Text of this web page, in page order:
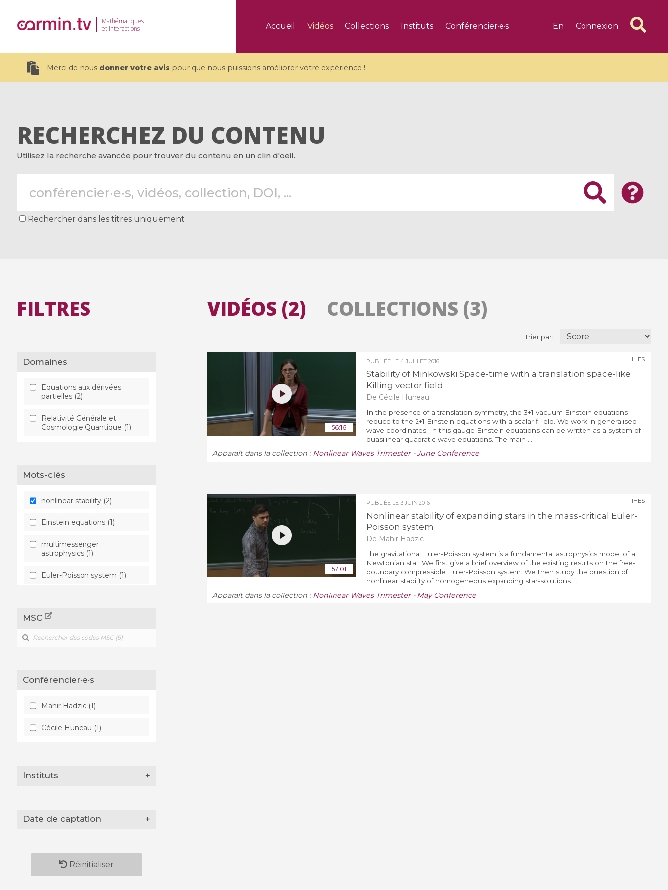
Mathématiques
et Interactions
Accueil Vidéos Collections Instituts Conférencier·e·s En Connexion
Merci de nous donner votre avis pour que nous puissions améliorer votre expérience !
19 videos
CEMRACS 2026 : Modeling and AI
Recherche Avancée en Calcul
5 videos
Coulomb branches and affine
affines
Introduction to Dissipative
Dynamical Systems in Infinite
RECHERCHEZ DU CONTENU
Utilisez la recherche avancée pour trouver du contenu en un clin d'oeil.
Rechercher dans les titres uniquement
FILTRES
Domaines
Equations aux dérivées
partielles (2)
Relativité Générale et
Cosmologie Quantique (1)
Mots-clés
nonlinear stability (2)
Einstein equations (1)
multimessenger
astrophysics (1)
Euler-Poisson system (1)
Wave coordinates (1)
2 dimensional wave
MSC
Conférencier·e·s
Mahir Hadzic (1)
Cécile Huneau (1)
Instituts +
Date de captation +
Réinitialiser
Trier par:
VIDÉOS (2)
56:16
PUBLIÉE LE 4 JUILLET 2016
Stability of Minkowski Space-time with a translation space-like
Killing vector field
De Cécile Huneau
IHES
In the presence of a translation symmetry, the 3+1 vacuum Einstein equations
reduce to the 2+1 Einstein equations with a scalar fi_eld. We work in generalised
wave coordinates. In this gauge Einstein equations can be written as a system of
quasilinear quadratic wave equations. The main ...
Apparaît dans la collection : Nonlinear Waves Trimester - June Conference
57:01
PUBLIÉE LE 3 JUIN 2016
Nonlinear stability of expanding stars in the mass-critical Euler-
Poisson system
De Mahir Hadzic
IHES
The gravitational Euler-Poisson system is a fundamental astrophysics model of a
Newtonian star. We first give a brief overview of the existing results on the free-
boundary compressible Euler-Poisson system. We then study the question of
nonlinear stability of homogeneous expanding star-solutions ...
Apparaît dans la collection : Nonlinear Waves Trimester - May Conference
COLLECTIONS (3)